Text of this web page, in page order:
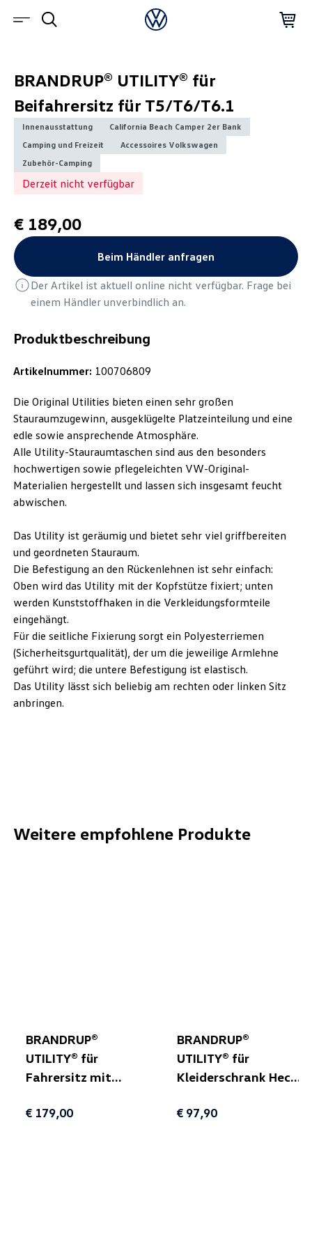
Produktbeschreibung
Artikelnummer: 100706809
Die Original Utilities bieten einen sehr großen
Stauraumzugewinn, ausgeklügelte Platzeinteilung und eine
edle sowie ansprechende Atmosphäre.
Alle Utility-Stauraumtaschen sind aus den besonders
hochwertigen sowie pflegeleichten VW-Original-
Materialien hergestellt und lassen sich insgesamt feucht
abwischen.
Das Utility ist geräumig und bietet sehr viel griffbereiten
und geordneten Stauraum.
Die Befestigung an den Rückenlehnen ist sehr einfach:
Oben wird das Utility mit der Kopfstütze fixiert; unten
werden Kunststoffhaken in die Verkleidungsformteile
eingehängt.
Für die seitliche Fixierung sorgt ein Polyesterriemen
(Sicherheitsgurtqualität), der um die jeweilige Armlehne
geführt wird; die untere Befestigung ist elastisch.
Das Utility lässt sich beliebig am rechten oder linken Sitz
anbringen.
BRANDRUP® UTILITY® für
Beifahrersitz für T5/T6/T6.1
Innenausstattung
California Beach Camper 2er Bank
Camping und Freizeit
Accessoires Volkswagen
Zubehör-Camping
Derzeit nicht verfügbar
€ 189,00
Beim Händler anfragen
Der Artikel ist aktuell online nicht verfügbar. Frage bei
einem Händler unverbindlich an.
Weitere empfohlene Produkte
BRANDRUP®
UTILITY® für
Fahrersitz mit
T6.1 California
€ 179,00
BRANDRUP®
UTILITY® für
Kleiderschrank Heck
für T5/T6/T6.1
€ 97,90